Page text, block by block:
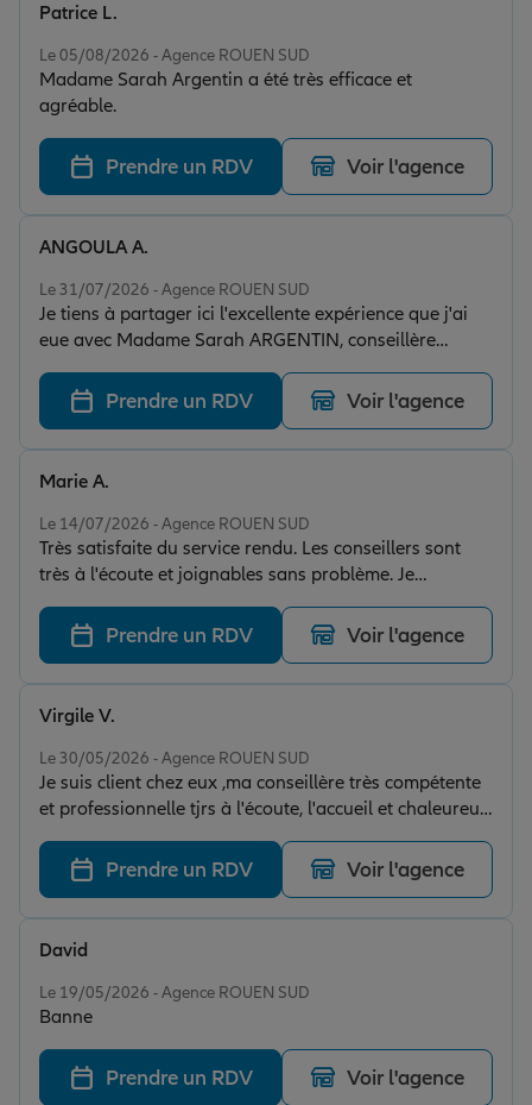
Retraite
Tous nos devis d'assurance
Le 05/08/2026 - Agence ROUEN SUD
Madame Sarah Argentin a été très efficace et
agréable.
Patrice L.
Prendre un RDV Voir l'agence
Le 31/07/2026 - Agence ROUEN SUD
Je tiens à partager ici l'excellente expérience que j'ai
eue avec Madame Sarah ARGENTIN, conseillère
d'Allianz, agence de Sotteville-lès-Rouen. Personne très
affable, sa disponibilité, sa réactivité et ses conseils ont
été pour moi, aussi rassurants que bienfaisants; au-
delà des tarifs d'un intérêt décisif. Je lui témoigne ici
ANGOULA A.
Prendre un RDV Voir l'agence
Le 14/07/2026 - Agence ROUEN SUD
Très satisfaite du service rendu. Les conseillers sont
très à l'écoute et joignables sans problème. Je
recommande.
Marie A.
Prendre un RDV Voir l'agence
Le 30/05/2026 - Agence ROUEN SUD
Je suis client chez eux ,ma conseillère très compétente
et professionnelle tjrs à l'écoute, l'accueil et chaleureux.
Donc je conseille cette agence..
Virgile V.
Prendre un RDV Voir l'agence
Le 19/05/2026 - Agence ROUEN SUD
Banne
David
Prendre un RDV Voir l'agence